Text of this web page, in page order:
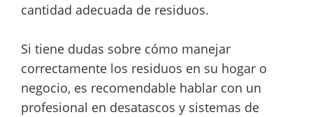
cantidad adecuada de residuos.
Si tiene dudas sobre cómo manejar
correctamente los residuos en su hogar o
negocio, es recomendable hablar con un
profesional en desatascos y sistemas de